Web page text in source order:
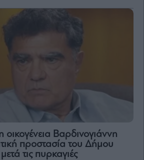
Βαρδινογιάννη
προστασία του Δήμου
τις πυρκαγιές